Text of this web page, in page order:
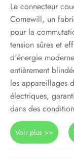
Le connecteur
Comewill, un
pour la
tension sûres et
d'énergie
entièrement
les appareillages
électriques,
dans des
Voir plus >>